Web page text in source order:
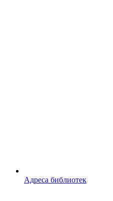
Адреса библиотек